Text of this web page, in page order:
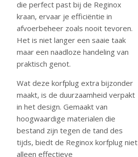
die perfect past bij de Reginox
kraan, ervaar je efficiëntie in
afvoerbeheer zoals nooit tevoren.
Het is niet langer een saaie taak
maar een naadloze handeling van
praktisch genot.
Wat deze korfplug extra bijzonder
maakt, is de duurzaamheid verpakt
in het design. Gemaakt van
hoogwaardige materialen die
bestand zijn tegen de tand des
tijds, biedt de Reginox korfplug niet
alleen effectieve